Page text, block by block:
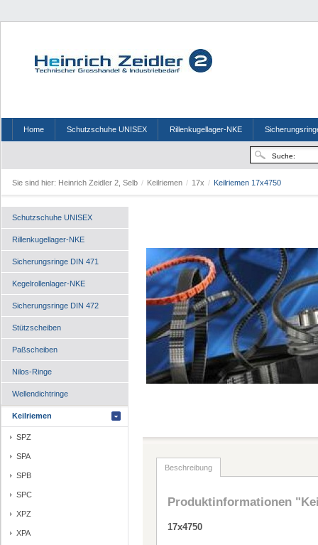
Home Schutzschuhe UNISEX Rillenkugellager-NKE
Sie sind hier: Heinrich Zeidler 2, Selb / Keilriemen / 17x / Keilriemen 17x4750
Schutzschuhe UNISEX
Rillenkugellager-NKE
Sicherungsringe DIN 471
Kegelrollenlager-NKE
Sicherungsringe DIN 472
Stützscheiben
Paßscheiben
Nilos-Ringe
Wellendichtringe
Keilriemen
SPZ
SPA
SPB
SPC
XPZ
XPA
Beschreibung
Produktinformationen
17x4750